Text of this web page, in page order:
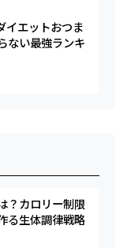
イエットおつま
ない最強ランキ
？カロリー制限
る生体調律戦略